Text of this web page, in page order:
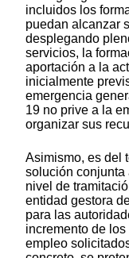
incluidos los
puedan alcanzar
desplegando
servicios, la
aportación a la
inicialmente
emergencia
19 no prive a la
organizar sus
Asimismo, es del
solución conjunta
nivel de
entidad gestora
para las
incremento de
empleo